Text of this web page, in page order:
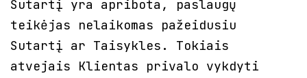
Sutartį yra apribota, paslaugų
teikėjas nelaikomas pažeidusiu
Sutartį ar Taisykles. Tokiais
atvejais Klientas privalo vykdyti